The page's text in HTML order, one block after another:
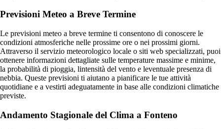
Previsioni Meteo a Breve Termine
Le previsioni meteo a breve termine ti consentono di conoscere le
condizioni atmosferiche nelle prossime ore o nei prossimi giorni.
Attraverso il servizio meteorologico locale o siti web specializzati, puoi
ottenere informazioni dettagliate sulle temperature massime e minime,
la probabilità di pioggia, lintensità del vento e leventuale presenza di
nebbia. Queste previsioni ti aiutano a pianificare le tue attività
quotidiane e a vestirti adeguatamente in base alle condizioni climatiche
previste.
Andamento Stagionale del Clima a Fonteno